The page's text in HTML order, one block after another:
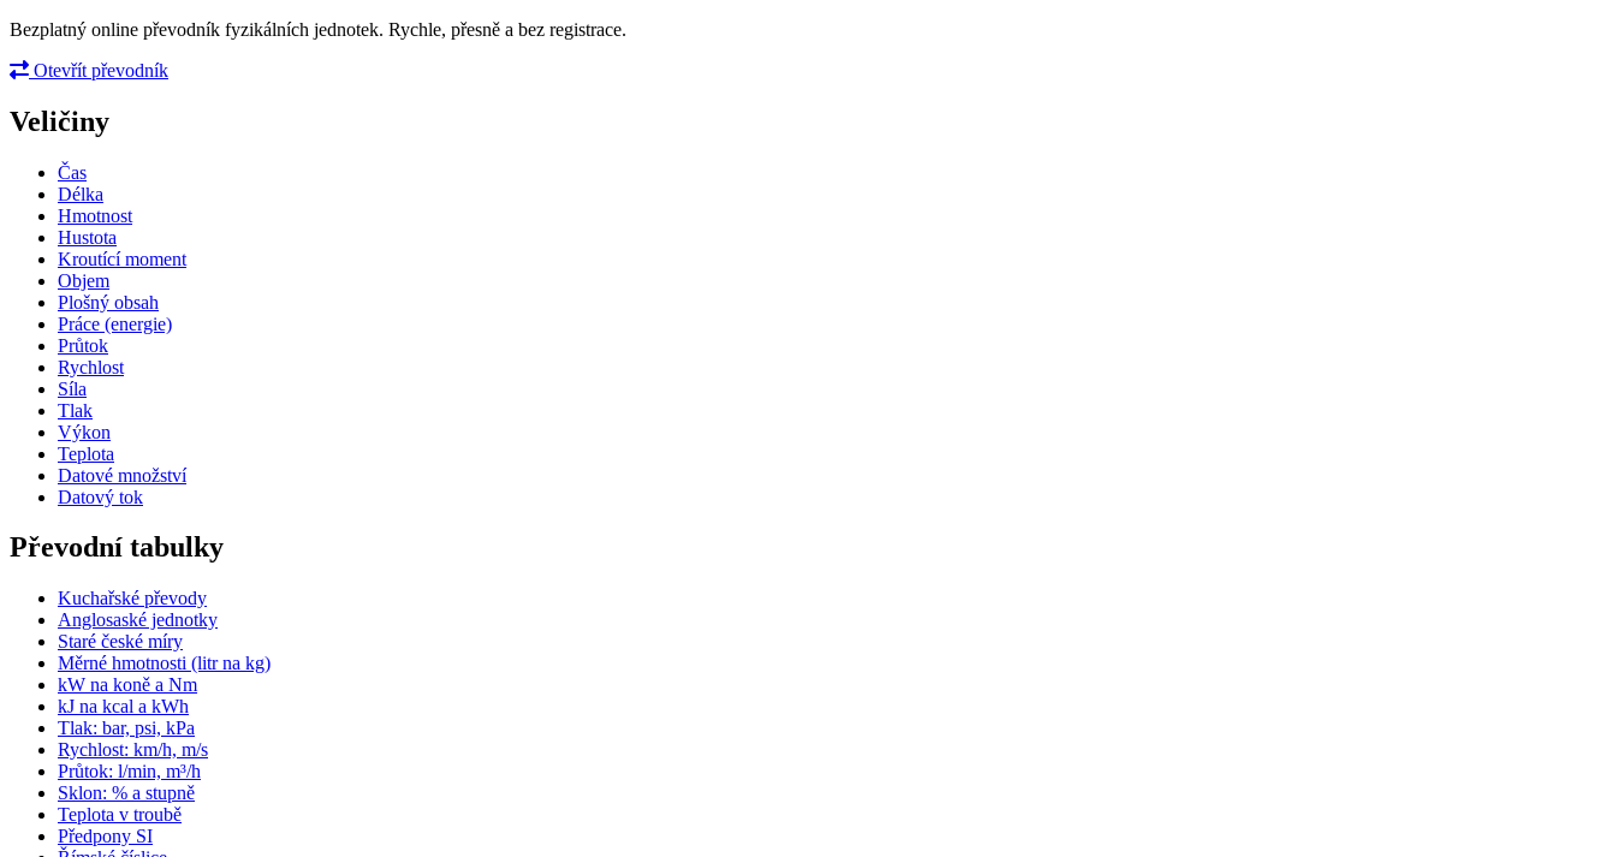
Bezplatný online převodník fyzikálních jednotek. Rychle, přesně a bez registrace.
Otevřít převodník
Veličiny
Čas
Délka
Hmotnost
Hustota
Kroutící moment
Objem
Plošný obsah
Práce (energie)
Průtok
Rychlost
Síla
Tlak
Výkon
Teplota
Datové množství
Datový tok
Převodní tabulky
Kuchařské převody
Anglosaské jednotky
Staré české míry
Měrné hmotnosti (litr na kg)
kW na koně a Nm
kJ na kcal a kWh
Tlak: bar, psi, kPa
Rychlost: km/h, m/s
Průtok: l/min, m³/h
Sklon: % a stupně
Teplota v troubě
Předpony SI